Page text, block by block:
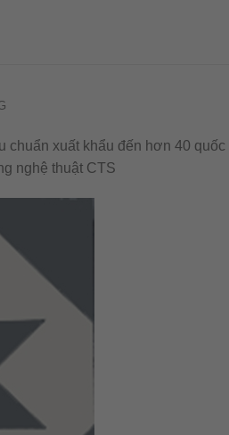
chuẩn xuất khẩu đến hơn 40
nghệ thuật CTS